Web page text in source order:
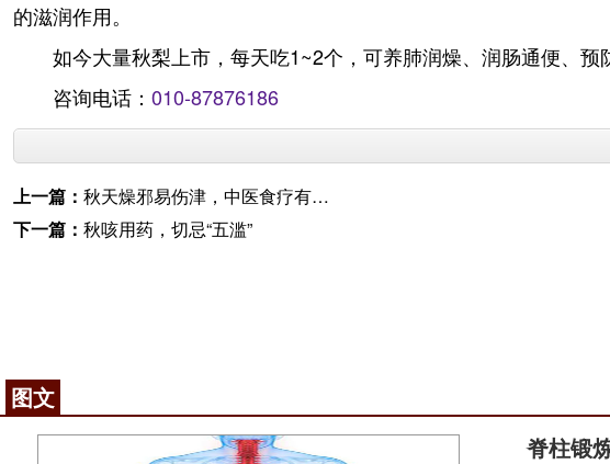
的滋润作用。
如今大量秋梨上市，每天吃1~2个，可养肺润燥、润肠通便、
咨询电话： 010-87876186
上一篇： 秋天燥邪易伤津，中医食疗有方法
下一篇： 秋咳用药，切忌“五滥”
图文
脊柱锻